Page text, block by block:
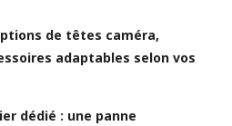
de têtes caméra,
adaptables selon vos
dédié : une panne